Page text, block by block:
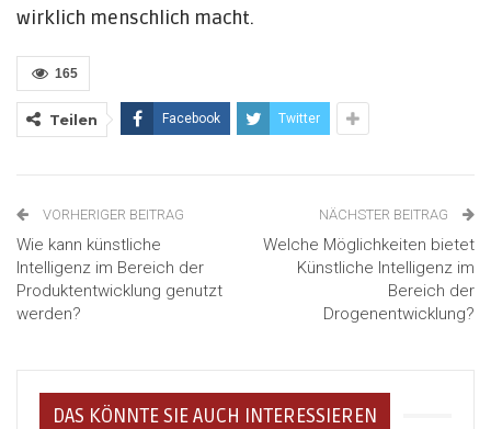
wirklich menschlich macht.
165
Teilen Facebook Twitter
VORHERIGER BEITRAG
Wie kann künstliche
Intelligenz im Bereich der
Produktentwicklung genutzt
werden?
NÄCHSTER BEITRAG
Welche Möglichkeiten bietet
Künstliche Intelligenz im
Bereich der
Drogenentwicklung?
DAS KÖNNTE SIE AUCH INTERESSIEREN